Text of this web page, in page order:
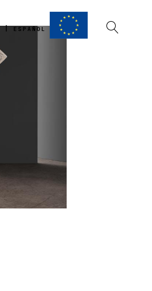
ESPAÑOL